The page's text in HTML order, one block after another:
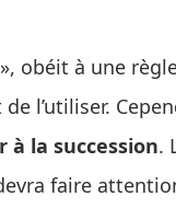
obéit à une
l’utiliser.
la succession.
faire